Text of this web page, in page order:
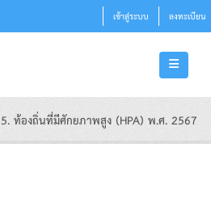
เข้าสู่ระบบ ลงทะเบียน
5. ท้องถิ่นที่มีศักยภาพสูง (HPA) พ.ศ. 2567